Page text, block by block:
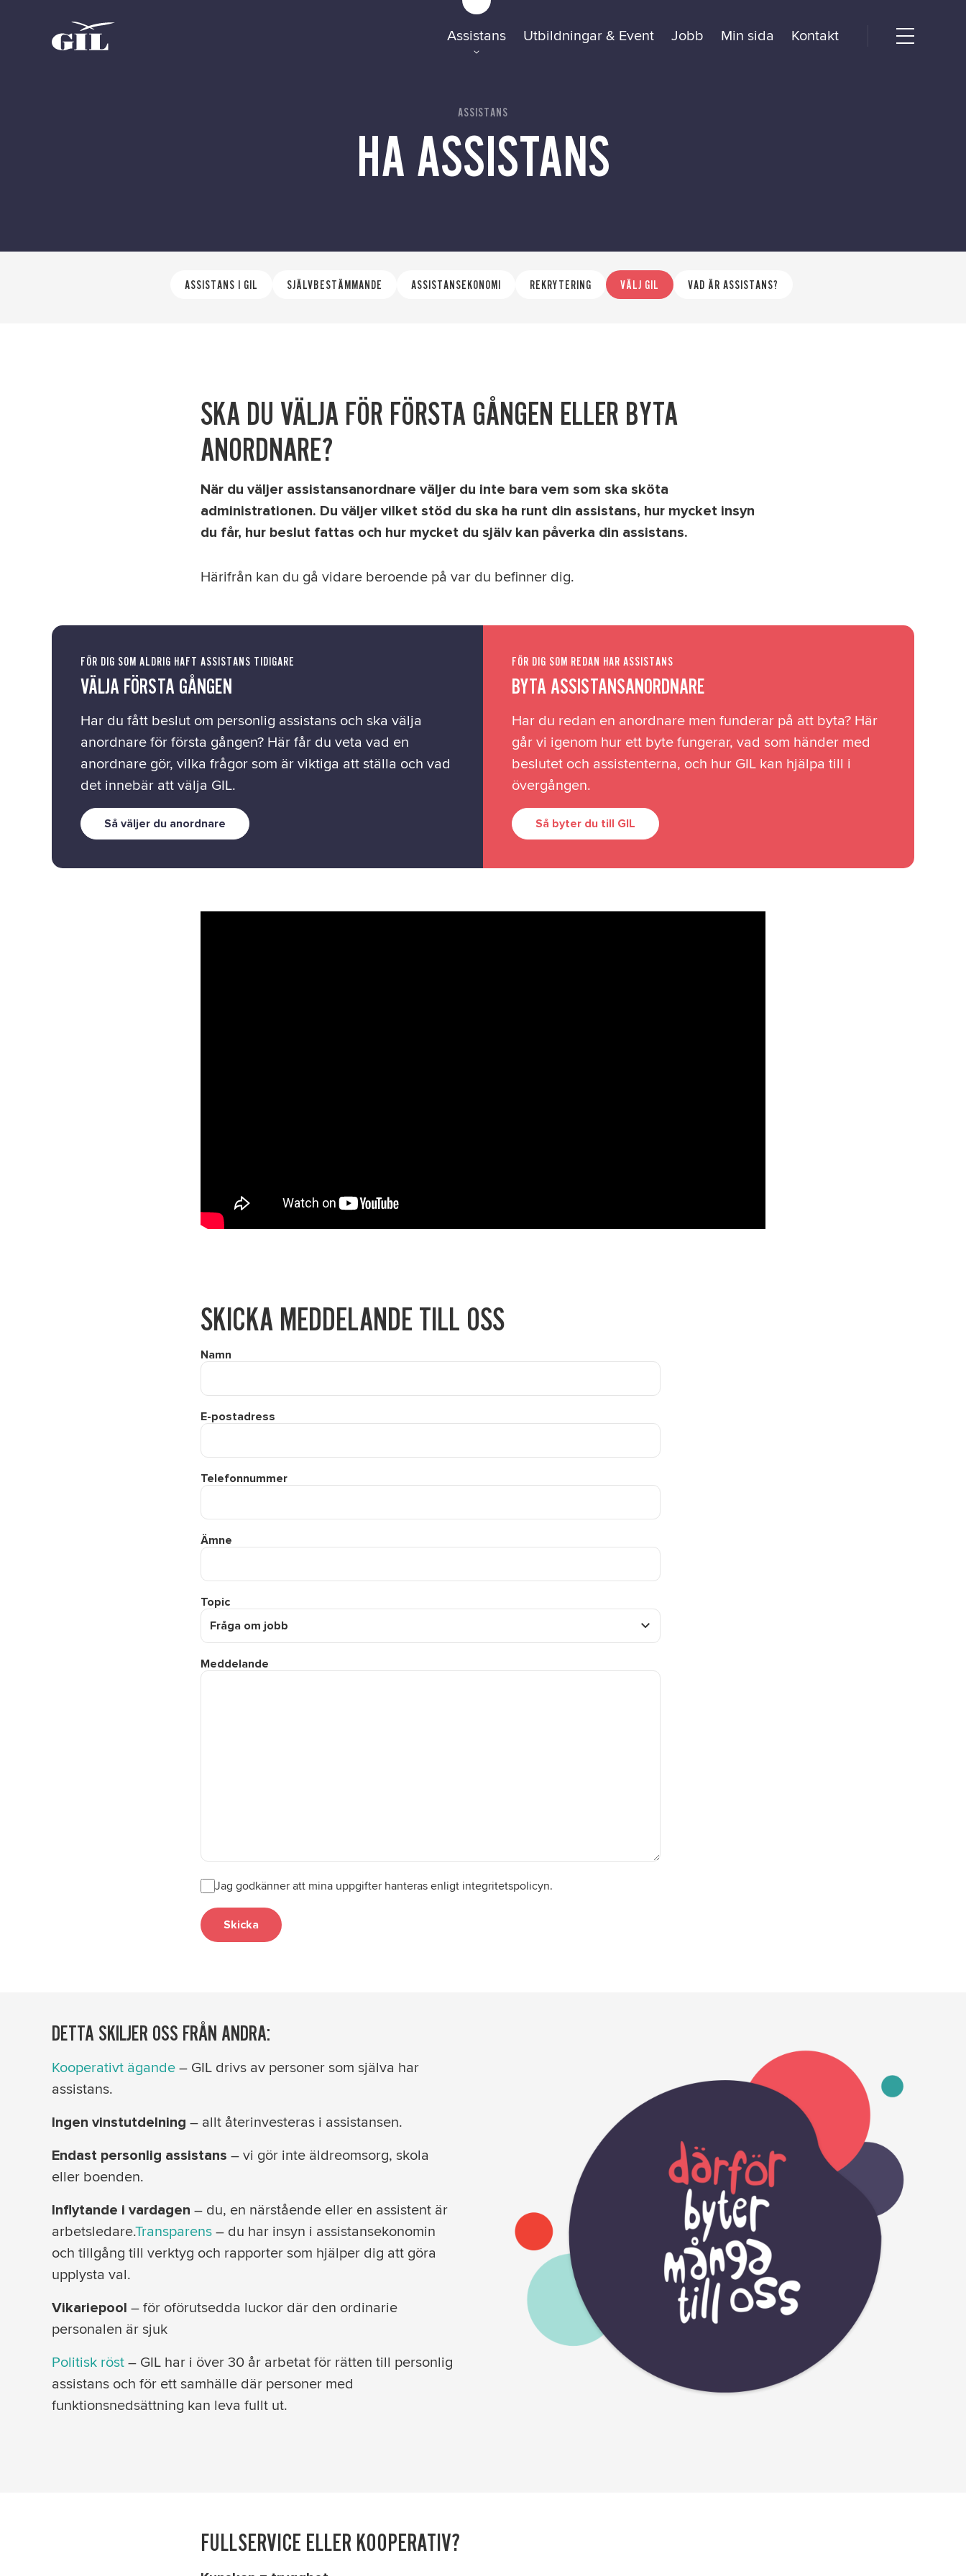
Assistans Utbildningar & Event Jobb Min sida Kontakt
Open
FAQ
GDPR
ASSISTANS
HA ASSISTANS
ASSISTANS I GIL SJÄLVBESTÄMMANDE ASSISTANSEKONOMI REKRYTERING VÄLJ GIL VAD ÄR ASSISTANS?
SKA DU VÄLJA FÖR FÖRSTA GÅNGEN ELLER BYTA
ANORDNARE?
När du väljer assistansanordnare väljer du inte bara vem som ska sköta
administrationen. Du väljer vilket stöd du ska ha runt din assistans, hur mycket insyn
du får, hur beslut fattas och hur mycket du själv kan påverka din assistans.
Härifrån kan du gå vidare beroende på var du befinner dig.
FÖR DIG SOM ALDRIG HAFT ASSISTANS TIDIGARE
VÄLJA FÖRSTA GÅNGEN
Har du fått beslut om personlig assistans och ska välja
anordnare för första gången? Här får du veta vad en
anordnare gör, vilka frågor som är viktiga att ställa och vad
det innebär att välja GIL.
Så väljer du anordnare
FÖR DIG SOM REDAN HAR ASSISTANS
BYTA ASSISTANSANORDNARE
Har du redan en anordnare men funderar på att byta? Här
går vi igenom hur ett byte fungerar, vad som händer med
beslutet och assistenterna, och hur GIL kan hjälpa till i
övergången.
Så byter du till GIL
SKICKA MEDDELANDE TILL OSS
Namn
E-postadress
Telefonnummer
Ämne
Topic
Meddelande
Jag godkänner att mina uppgifter hanteras enligt integritetspolicyn.
DETTA SKILJER OSS FRÅN ANDRA:
Kooperativt ägande – GIL drivs av personer som själva har
assistans.
Ingen vinstutdelning – allt återinvesteras i assistansen.
Endast personlig assistans – vi gör inte äldreomsorg, skola
eller boenden.
Inflytande i vardagen – du, en närstående eller en assistent är
arbetsledare.Transparens – du har insyn i assistansekonomin
och tillgång till verktyg och rapporter som hjälper dig att göra
upplysta val.
Vikariepool – för oförutsedda luckor där den ordinarie
personalen är sjuk
Politisk röst – GIL har i över 30 år arbetat för rätten till personlig
assistans och för ett samhälle där personer med
funktionsnedsättning kan leva fullt ut.
FULLSERVICE ELLER KOOPERATIV?